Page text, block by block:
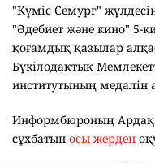
"Күміс Семург"
"Әдебиет және кино" 5-
қоғамдық қазылар
Бүкілодақтық
институтының медалін
Информбюроның Ардақ
сұхбатын осы жерден